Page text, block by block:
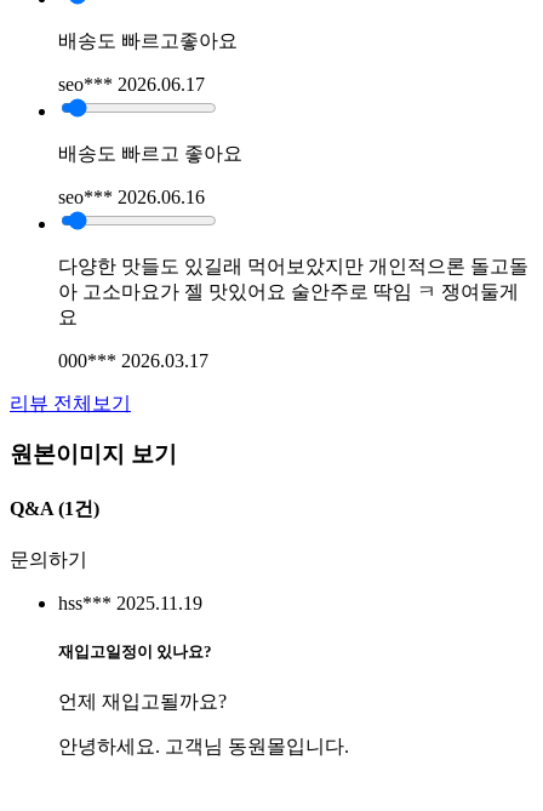
배송도 빠르고좋아요
seo*** 2026.06.17
배송도 빠르고 좋아요
seo*** 2026.06.16
다양한 맛들도 있길래 먹어보았지만 개인적으론 돌고돌
아 고소마요가 젤 맛있어요 술안주로 딱임 ㅋ 쟁여둘게
요
000*** 2026.03.17
리뷰 전체보기
원본이미지 보기
Q&A (1건)
문의하기
hss*** 2025.11.19
재입고일정이 있나요?
언제 재입고될까요?
안녕하세요. 고객님 동원몰입니다.